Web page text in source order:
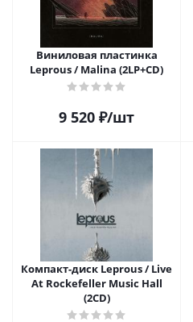
Виниловая пластинка
Leprous / Malina (2LP+CD)
9 520 ₽/шт
Компакт-диск Leprous / Live
At Rockefeller Music Hall
(2CD)